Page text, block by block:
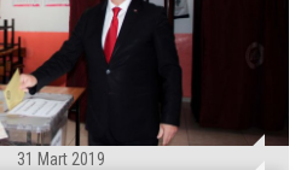
31 Mart 2019